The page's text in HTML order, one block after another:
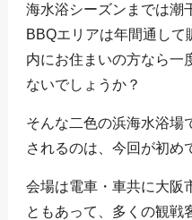
海水浴シーズンまでは潮
BBQエリアは年間通し
内にお住まいの方なら一
ないでしょうか？
そんな二色の浜海水浴場
されるのは、今回が初め
会場は電車・車共に大阪
ともあって、多くの観戦